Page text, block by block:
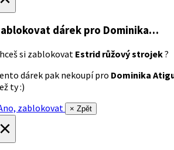
dárek pro Dominika…
si zablokovat Estrid růžový strojek?
dárek pak nekoupí pro Dominika
ty :)
zablokovat
× Zpět